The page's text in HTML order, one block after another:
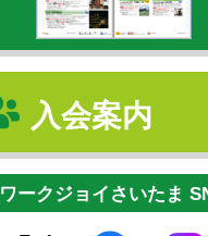
入会案内
ワークジョイさいたま